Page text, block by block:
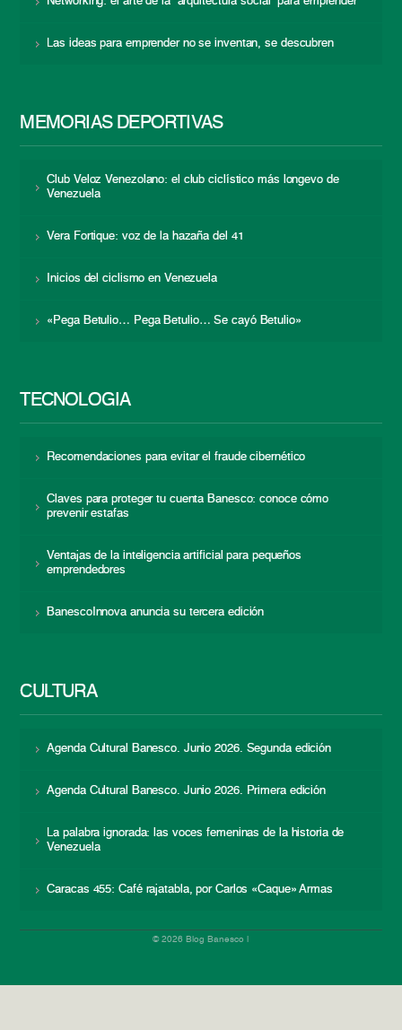
Las ideas para emprender no se inventan, se descubren
MEMORIAS DEPORTIVAS
Club Veloz Venezolano: el club ciclístico más longevo de
Venezuela
Vera Fortique: voz de la hazaña del 41
Inicios del ciclismo en Venezuela
«Pega Betulio… Pega Betulio… Se cayó Betulio»
TECNOLOGÍA
Recomendaciones para evitar el fraude cibernético
Claves para proteger tu cuenta Banesco: conoce cómo
prevenir estafas
Ventajas de la inteligencia artificial para pequeños
emprendedores
BanescoInnova anuncia su tercera edición
CULTURA
Agenda Cultural Banesco. Junio 2026. Segunda edición
Agenda Cultural Banesco. Junio 2026. Primera edición
La palabra ignorada: las voces femeninas de la historia de
Venezuela
Caracas 455: Café rajatabla, por Carlos «Caque» Armas
© 2026 Blog Banesco |